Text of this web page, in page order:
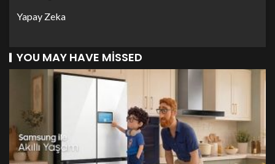
Yapay Zeka
YOU MAY HAVE MISSED